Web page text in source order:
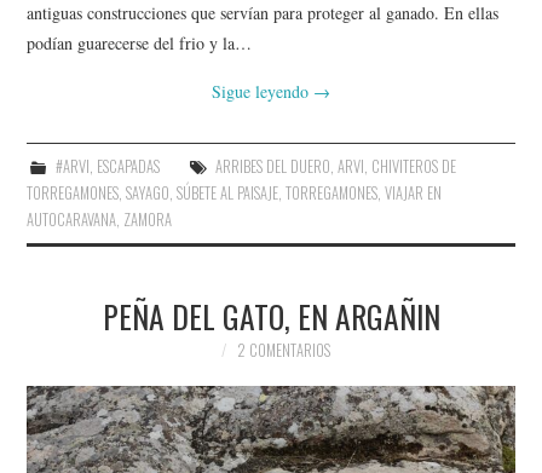
antiguas construcciones que servían para proteger al ganado. En ellas
podían guarecerse del frio y la…
Sigue leyendo →
#ARVI, ESCAPADAS ARRIBES DEL DUERO, ARVI, CHIVITEROS DE
TORREGAMONES,SAYAGO,SÚBETE AL PAISAJE,TORREGAMONES,VIAJAR EN
AUTOCARAVANA, ZAMORA
PEÑA DEL GATO, EN ARGAÑIN
2 COMENTARIOS